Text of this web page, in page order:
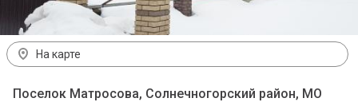
На карте
Поселок Матросова, Солнечногорский район, МО